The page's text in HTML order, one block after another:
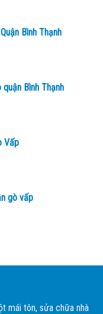
Bình Thạnh
Bình Thạnh
Vấp
gò vấp
mái tôn, sửa chữa nhà